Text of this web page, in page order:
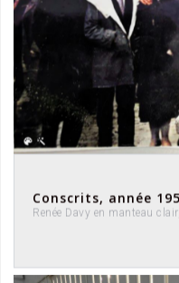
Conscrits, année
Renée Davy en manteau